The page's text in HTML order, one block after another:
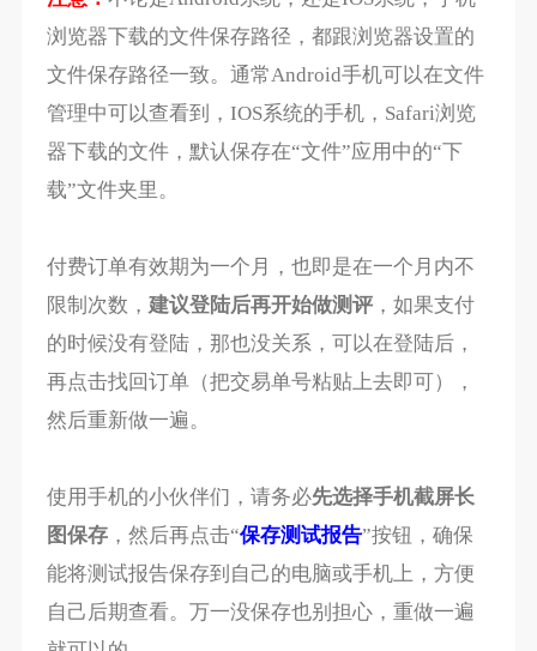
浏览器下载的文件保存路径，都跟浏览器设置的
文件保存路径一致。通常Android手机可以在文件
管理中可以查看到，IOS系统的手机，Safari浏览
器下载的文件，默认保存在“文件”应用中的“下
载”文件夹里。
付费订单有效期为一个月，也即是在一个月内不
限制次数， 建议登陆后再开始做测评，如果支付
的时候没有登陆，那也没关系，可以在登陆后，
再点击找回订单（把交易单号粘贴上去即可），
然后重新做一遍。
使用手机的小伙伴们，请务必先选择手机截屏长
图保存，然后再点击“保存测试报告”按钮，确保
能将测试报告保存到自己的电脑或手机上，方便
自己后期查看。万一没保存也别担心，重做一遍